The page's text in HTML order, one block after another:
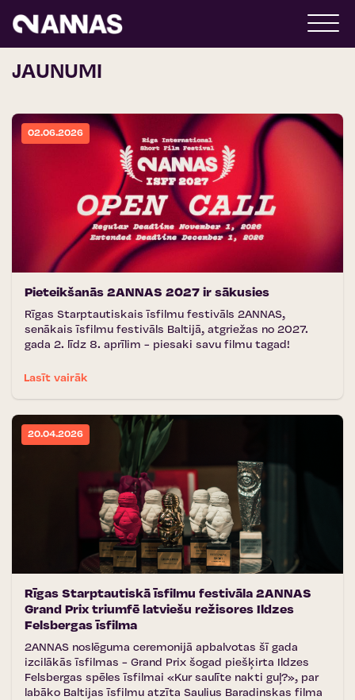
JAUNUMI
02.06.2026
Pieteikšanās 2ANNAS 2027 ir sākusies
Rīgas Starptautiskais īsfilmu festivāls 2ANNAS,
senākais īsfilmu festivāls Baltijā, atgriežas no 2027.
gada 2. līdz 8. aprīlim - piesaki savu filmu tagad!
Lasīt vairāk
20.04.2026
Rīgas Starptautiskā īsfilmu festivāla 2ANNAS
Grand Prix triumfē latviešu režisores Ildzes
Felsbergas īsfilma
2ANNAS noslēguma ceremonijā apbalvotas šī gada
izcilākās īsfilmas - Grand Prix šogad piešķirta Ildzes
Felsbergas spēles īsfilmai «Kur saulīte nakti guļ?», par
labāko Baltijas īsfilmu atzīta Saulius Baradinskas filma